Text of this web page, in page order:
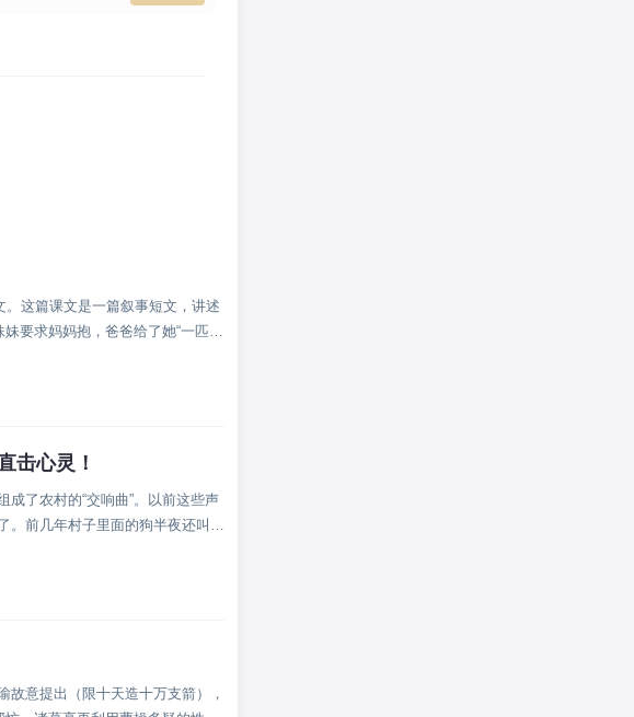
。这篇课文是一篇叙事短文，讲述
要求妈妈抱，爸爸给了她“一匹出
击心灵！
了农村的“交响曲”。以前这些声
前几年村子里面的狗半夜还叫几
意提出（限十天造十万支箭），